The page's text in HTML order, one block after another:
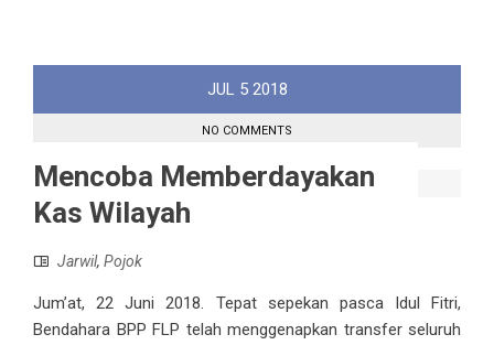
JUL 5 2018
NO COMMENTS
Mencoba Memberdayakan
Kas Wilayah
Jarwil, Pojok
Jum’at, 22 Juni 2018. Tepat sepekan pasca Idul Fitri,
Bendahara BPP FLP telah menggenapkan transfer seluruh